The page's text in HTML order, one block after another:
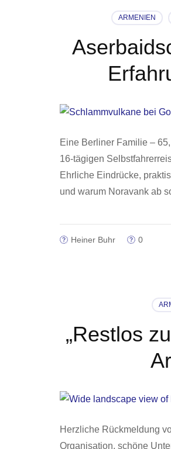
ARMENIEN
Eine Berliner Familie –
16-tägigen
Ehrliche Eindrücke,
und warum Noravank ab
Heiner Buhr 0
„Restlos
Herzliche Rückmeldung
Organisation, schöne